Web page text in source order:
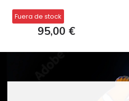
Fuera de stock
95,00 €